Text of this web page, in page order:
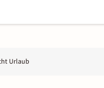
Urlaub